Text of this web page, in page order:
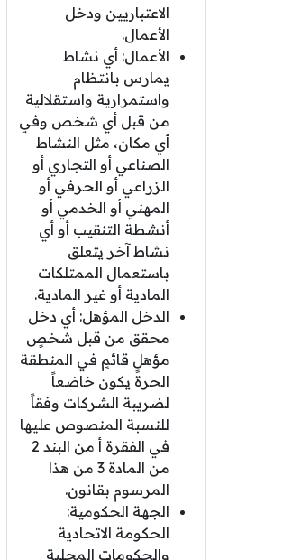
الاعتباريين ودخل
الأعمال.
الأعمال: أي نشاط
يمارس بانتظام
واستمرارية واستقلالية
من قبل أي شخص وفي
أي مكان، مثل النشاط
الصناعي أو التجاري أو
الزراعي أو الحرفي أو
المهني أو الخدمي أو
أنشطة التنقيب أو أي
نشاط آخر يتعلق
باستعمال الممتلكات
المادية أو غير المادية.
الدخل المؤهل: أي دخل
محقق من قبل شخصٍ
مؤهلٍ قائمٍ في المنطقة
الحرة يكون خاضعاً
لضريبة الشركات وفقاً
للنسبة المنصوص عليها
في الفقرة أ من البند 2
من المادة 3 من هذا
المرسوم بقانون.
الجهة الحكومية:
الحكومة الاتحادية
والحكومات المحلية